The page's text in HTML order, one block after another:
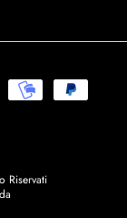
Riservati